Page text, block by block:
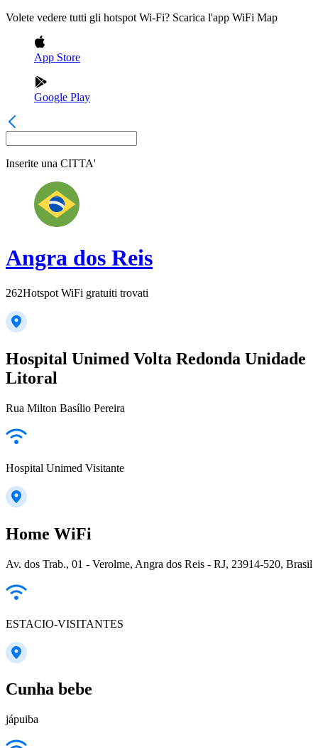
Volete vedere tutti gli hotspot Wi-Fi? Scarica l'app WiFi Map
App Store
Google Play
Inserite una CITTA'
Angra dos Reis
262Hotspot WiFi gratuiti trovati
Hospital Unimed Volta Redonda Unidade
Litoral
Rua Milton Basílio Pereira
Hospital Unimed Visitante
Home WiFi
Av. dos Trab., 01 - Verolme, Angra dos Reis - RJ, 23914-520, Brasil
ESTACIO-VISITANTES
Cunha bebe
jápuiba